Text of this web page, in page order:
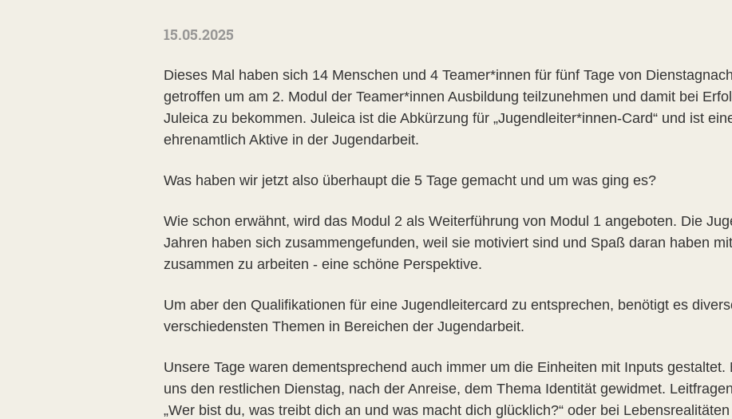
15.05.2025
Dieses Mal haben sich 14 Menschen und 4 Teamer*innen für fünf Tage von
getroffen um am 2. Modul der Teamer*innen Ausbildung teilzunehmen und damit bei
Juleica zu bekommen. Juleica ist die Abkürzung für „Jugendleiter*innen-Card“ und ist
ehrenamtlich Aktive in der Jugendarbeit.
Was haben wir jetzt also überhaupt die 5 Tage gemacht und um was ging es?
Wie schon erwähnt, wird das Modul 2 als Weiterführung von Modul 1 angeboten. Die
Jahren haben sich zusammengefunden, weil sie motiviert sind und Spaß daran haben
zusammen zu arbeiten - eine schöne Perspektive.
Um aber den Qualifikationen für eine Jugendleitercard zu entsprechen, benötigt es
verschiedensten Themen in Bereichen der Jugendarbeit.
Unsere Tage waren dementsprechend auch immer um die Einheiten mit Inputs
uns den restlichen Dienstag, nach der Anreise, dem Thema Identität gewidmet.
„Wer bist du, was treibt dich an und was macht dich glücklich?“ oder bei